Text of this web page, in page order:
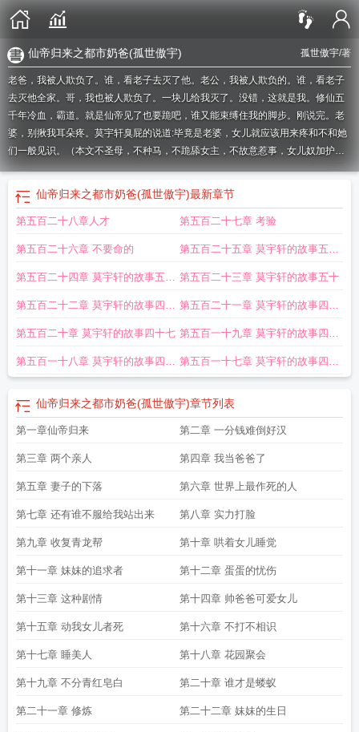
孤世傲宇/著
仙帝归来之都市奶爸(孤世傲宇)
老爸，我被人欺负了。谁，看老子去灭了他。老公，我被人欺负的。谁，看老子
去灭他全家。哥，我也被人欺负了。一块儿给我灭了。没错，这就是我。修仙五
千年冷血，霸道。就是仙帝见了也要跪吧，谁又能束缚住我的脚步。刚说完。老
婆，别揪我耳朵疼。莫宇轩臭屁的说道:毕竟是老婆，女儿就应该用来疼和不和她
们一般见识。（本文不圣母，不种马，不跪舔女主，不故意惹事，女儿奴加护妻
狂魔加一点妹控）各位书友要是觉得《仙帝归来之都市奶爸》还不错的话请不要
忘记向您QQ群和微博里的朋友推荐哦！仙帝归来之都市奶爸最新章节，仙帝归来
之都市奶爸无弹窗，仙帝归来之都市奶爸全文阅读.各位书友要是觉得《仙帝归来
之都市奶爸》还不错的话请不要忘记向您QQ群和微博里的朋友推荐哦！
市都市之仙帝归来当奶爸 仙帝归来之都市奶爸陈默仙帝归来之都市奶爸张凌
云都市仙帝奶爸第一章仙帝归来仙帝归来做奶爸免费阅读仙帝归来之都市奶爸
之都市奶爸孤世傲宇仙帝归来之都市奶爸免费阅读 仙帝归来当奶爸全本仙帝归
来之都市奶爸最新章节仙帝归来之都市奶爸陈七夜 都市仙帝奶爸仙帝归来
有声仙帝归来都市当奶爸仙帝归来之都市奶爸txt仙帝归来之都市奶爸唐准 仙
帝归来之都市奶爸找姐姐仙帝归来奶爸在都市仙帝归来之都市奶爸唐准柳捷
语仙帝归来之都市奶爸(孤世傲宇)仙帝归来之都市奶爸张辰
爸TXT仙帝归来奶爸全本仙帝归来之都市奶爸莫弈贤仙帝归来之都市奶爸秦慕
免费阅读仙帝归来之都市奶爸莫宇轩
仙帝归来之都市奶爸(孤世傲宇)最新章节
第五百二十八章人才 第五百二十七章 考验
第五百二十六章 不要命的 第五百二十五章 莫宇轩的故事五十
二
第五百二十四章 莫宇轩的故事五十
一
第五百二十三章 莫宇轩的故事五十
第五百二十二章 莫宇轩的故事四十
九
第五百二十一章 莫宇轩的故事四十
八
第五百二十章 莫宇轩的故事四十七 第五百一十九章 莫宇轩的故事四十
六
第五百一十八章 莫宇轩的故事四十 第五百一十七章 莫宇轩的故事四十
仙帝归来之都市奶爸(孤世傲宇)章节列表
第一章仙帝归来 第二章 一分钱难倒好汉
第三章 两个亲人 第四章 我当爸爸了
第五章 妻子的下落 第六章 世界上最作死的人
第七章 还有谁不服给我站出来 第八章 实力打脸
第九章 收复青龙帮 第十章 哄着女儿睡觉
第十一章 妹妹的追求者 第十二章 蛋蛋的忧伤
第十三章 这种剧情 第十四章 帅爸爸可爱女儿
第十五章 动我女儿者死 第十六章 不打不相识
第十七章 睡美人 第十八章 花园聚会
第十九章 不分青红皂白 第二十章 谁才是蝼蚁
第二十一章 修炼 第二十二章 妹妹的生日